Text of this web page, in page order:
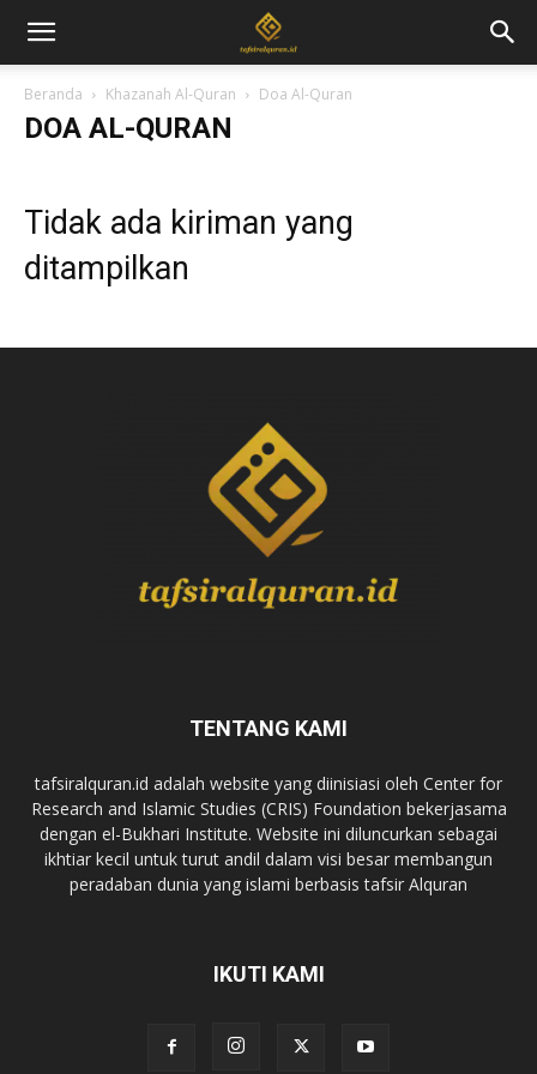
Beranda Khazanah Al-Quran Doa Al-Quran
DOA AL-QURAN
Tidak ada kiriman yang
ditampilkan
TENTANG KAMI
tafsiralquran.id adalah website yang diinisiasi oleh Center for
Research and Islamic Studies (CRIS) Foundation bekerjasama
dengan el-Bukhari Institute. Website ini diluncurkan sebagai
ikhtiar kecil untuk turut andil dalam visi besar membangun
peradaban dunia yang islami berbasis tafsir Alquran
IKUTI KAMI